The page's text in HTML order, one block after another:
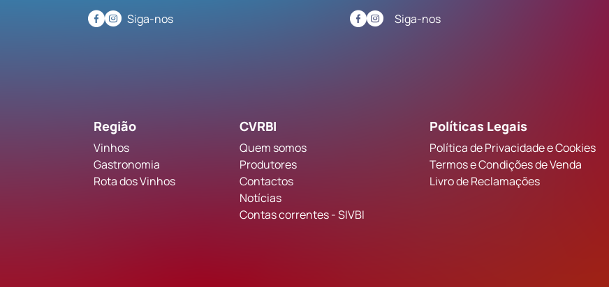
Siga-nos
Siga-nos
Região
Vinhos
Gastronomia
Rota dos Vinhos
CVRBI
Quem somos
Produtores
Contactos
Notícias
Contas correntes - SIVBI
Políticas Legais
Política de Privacidade e Cookies
Termos e Condições de Venda
Livro de Reclamações